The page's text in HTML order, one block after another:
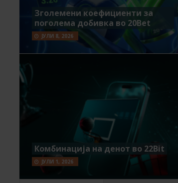
Зголемени коефициенти за
поголема добивка во 20Bet
ЈУЛИ 8, 2026
Комбинација на денот во 22Bit
ЈУЛИ 1, 2026